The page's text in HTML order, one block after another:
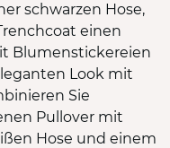
schwarzen Hose,
einen
Blumenstickereien
Look mit
Sie
Pullover mit
Hose und einem